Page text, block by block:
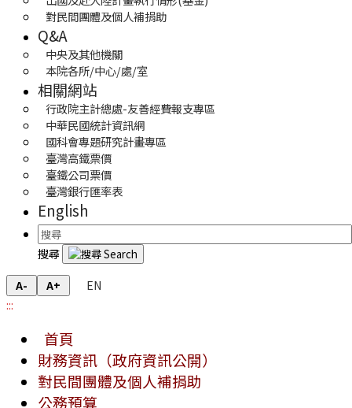
對民間團體及個人補捐助
Q&A
中央及其他機關
本院各所/中心/處/室
相關網站
行政院主計總處-友善經費報支專區
中華民國統計資訊網
國科會專題研究計畫專區
臺灣高鐵票價
臺鐵公司票價
臺灣銀行匯率表
English
搜尋
A- A+
EN
:::
首頁
財務資訊（政府資訊公開）
對民間團體及個人補捐助
公務預算